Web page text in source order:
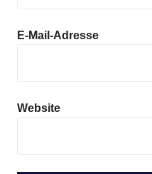
E-Mail-Adresse
Website